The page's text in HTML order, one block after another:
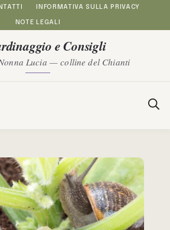
INFORMATIVA SULLA PRIVACY
NOTE LEGALI
e Consigli
Lucia — colline del Chianti